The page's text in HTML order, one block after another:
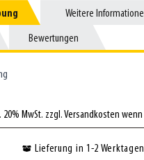
Weitere
Weitere
Bewertungen
Bewertungen
MwSt. zzgl. Versandkosten
Lieferung in 1-2 Werktagen